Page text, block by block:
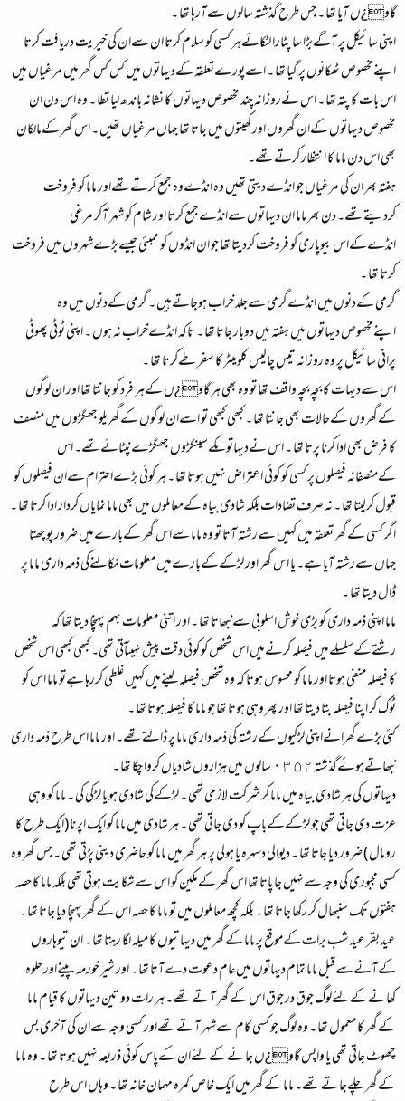
گاو¿ں آیا تھا ۔ جس طرح گذشتہ سالوں سےآرہا تھا ۔
اپنی سائیکل پر آگےبڑا سا پٹارا لٹکائےہر کسی کو سلام کرتا ان سےان کی خیریت دریافت کرتا
اپنےمخصوص ٹھکانوں پر گیا تھا ۔ اسےپورےتعلقہ کےدیہاتوں میں کس کس گھر میں مرغیاں ہیں
اس بات کا پتہ تھا ۔ اس نےروزانہ چند مخصوص دیہاتوں کا نشانہ باندھ لیا تطا ۔ وہ اس دن ان
مخصوص دیہاتوں کےان گھروں اور کھیتوں میں جاتا تھا جہاں مرغیاں تھیں ۔ اس گھر کےمالکان
بھی اس دن ماما کا انتظار کرتےتھے۔
ہفتہ بھر ان کی مرغیاں جو انڈےدیتی تھیں وہ انڈےوہ جمع کرتےتھےاور ماما کو فروخت
کردیتےتھے۔ دن بھر ماما ان دیہاتوں سےانڈےجمع کرتا اور شام کو شہر آکر مرغی
انڈےکےاس بیوپاری کو فروخت کردیتا تھا جو ان انڈوں کو ممبئی جیسےبڑےشہروں میں فروخت
کرتا تھا ۔
گرمی کےدنوں میں انڈےگرمی سےجلد خراب ہوجاتےہیں ۔ گرمی کےدنوں میں وہ
اپنےمخصوص دیہاتوں میں ہفتہ میں دوبار جاتا تھا ۔ تاکہ انڈےخراب نہ ہوں ۔ اپنی ٹوٹی پھوٹی
پرانی سائیکل پر وہ روزانہ تیس چالیس کلومیٹر کا سفر طےکرتا تھا ۔
اس سےدیہات کا بچہ بچہ واقف تھا تو وہ بھی ہر گاو¿ں کےہر فرد کو جانتا تھا اور ان لوگوں
کےگھروں کےحالات بھی جانتا تھا ۔ کبھی کبھی تو اسےان لوگوں کےگھریلو جھگڑوں میں منصف
کا فرض بھی ادا کرنا پرتا تھا ۔ اس نےدیہاتوںکےسینکڑوں جھگڑےنپٹائےتھے۔ اس
کےمنصفانہ فیصلوں پر کسی کو کوئی اعتراض نہیں ہوتا تھا ۔ ہر کوئی بڑےاحترام سےان فیصلوں کو
قبول کرلیتا تھا ۔ نہ صرف تضادات بلکہ شادی بیاہ کےمعاملوں میں بھی ماما نمایاں کردار ادا کرتا تھا ۔
اگر کسی کےگھر تعلقہ میں کہیں سےرشتہ آتا تو وہ ماما سےاس گھر کےبارےمیں ضرور پوچھتا
جہاں سےرشتہ آیا ہے۔ یا اس گھر اور لڑکےکےبارےمیں معلومات نکالنےکی ذمہ داری ماما پر
ڈال دیتا تھا ۔
ماما اپنی ذمہ داری کو بڑی خوش اسلوبی سےنبھاتا تھا ۔ اور اتنی معلومات بہم پہنچا دیتا تھا کہ
رشتےکےسلسلےمیں فیصلہ کرنےمیں اس شخص کو کوئی دقت پیش نہیںآتی تھی۔ کبھی کبھی اس شخص
کا فیصلہ منفی ہوتا اور ماما کو محسوس ہوتا کہ وہ شخص فیصلہ لینےمیں کہیں غلطی کررہا ہےتو ماما اس کو
ٹوک کر اپنا فیصلہ بتا دیتا تھا اور پھر وہی ہوتا تھا جو ماما کا فیصلہ ہوتا تھا ۔
کئی بڑےگھرانےاپنی لڑکیوں کےرشتہ کی ذمہ داری ماما پر ڈالتےتھے۔ اور ماما اس طرح ذمہ داری
نبھاتےہوئےگذشتہ ٥٢ ٠٣ سالوں میں ہزاروں شادیاں کروا چکا تھا ۔
دیہاتوں کی ہر شادی بیاہ میں ماما کر شرکت لازمی تھی ۔ لڑکےکی شادی ہو یا لڑکی کی ۔ ماما کو وہی
عزت دی جاتی تھی جو لڑکےکےباپ کو دی جاتی تھی ۔ ہر شادی میں ماما کو ایک اپرنا (ایک طرح کا
رومال ) ضرور دیا جاتا تھا ۔ دیوالی دسہرہ یا ہولی پر ہر گھر میں ماما کو حاضری دینی پڑتی تھی ۔ جس گھر وہ
کسی مجبوری کی وجہ سےنہیں جا پاتا تھا اس گھر کےمکین کو اس سےشکایت ہوتی تھی بلکہ ماما کا حصہ
ہفتوں تک سنبھال کر رکھا جاتا تھا ۔ بلکہ کچھ معاملوں میں تو ماما کا حصہ اس کےگھر پہنچا دیا جاتا تھا ۔
عید بقر عید شب برات کےموقع پر ماما کےگھر میں دیہاتیوں کا میلہ لگا رہتا تھا ۔ ان تیوہاروں
کےآنےسےقبل ماما تمام دیہاتوں میں عام دعوت دےآتا تھا ۔ اور شیر خورمہ پینےاور حلوہ
کھانےکےلئےلوگ جوق در جوق اس کےگھر آتےتھے۔ ہر رات دو تین دیہاتوں کا قیام ماما
کےگھر کا معمول تھا ۔ وہ لوگ جو کسی کام سےشہر آتےتھےاور کسی وجہ سےان کی آخری بس
چھوٹ جاتی تھی یا واپس گاو¿ں جانےکےلئےان کےپاس کوئی ذریعہ نہیں ہوتا تھا ۔ وہ ماما
کےگھر چلےجاتےتھے۔ ماما کےگھر میں ایک خاص کمرہ مہمان خانہ تھا ۔ وہاں اس طرح